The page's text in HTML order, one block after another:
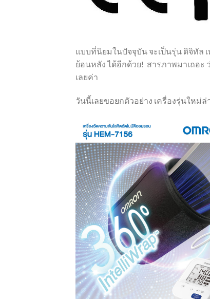
แบบที่นิยมในปัจจุบัน จะเป็นรุ่น ดิจิทัล
ย้อนหลัง ได้อีกด้วย! สารภาพมาเถอะ
เลยค่า
วันนี้เลยขอยกตัวอย่าง เครื่องรุ่นใหม่ล่